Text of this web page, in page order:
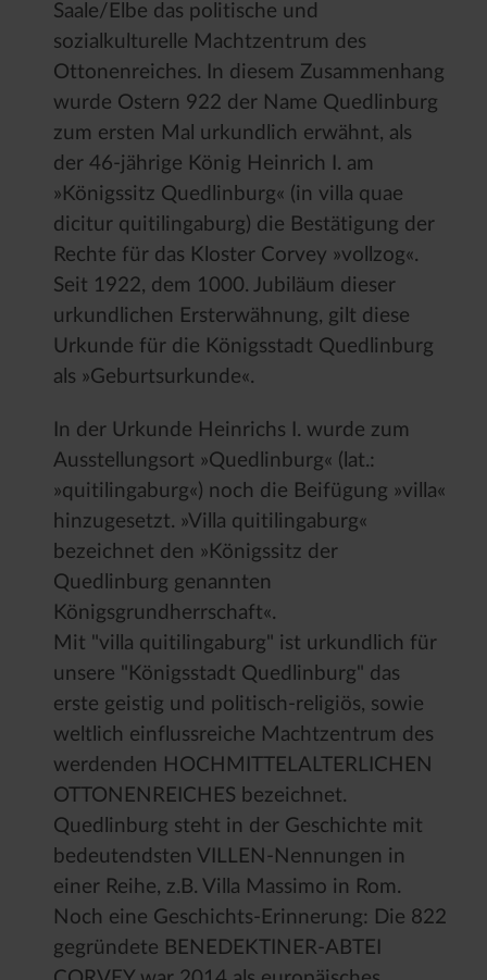
Saale/Elbe das politische und
sozialkulturelle Machtzentrum des
Ottonenreiches. In diesem Zusammenhang
wurde Ostern 922 der Name Quedlinburg
zum ersten Mal urkundlich erwähnt, als
der 46-jährige König Heinrich I. am
»Königssitz Quedlinburg« (in villa quae
dicitur quitilingaburg) die Bestätigung der
Rechte für das Kloster Corvey »vollzog«.
Seit 1922, dem 1000. Jubiläum dieser
urkundlichen Ersterwähnung, gilt diese
Urkunde für die Königsstadt Quedlinburg
als »Geburtsurkunde«.
In der Urkunde Heinrichs I. wurde zum
Ausstellungsort »Quedlinburg« (lat.:
»quitilingaburg«) noch die Beifügung »villa«
hinzugesetzt. »Villa quitilingaburg«
bezeichnet den »Königssitz der
Quedlinburg genannten
Königsgrundherrschaft«.
Mit "villa quitilingaburg" ist urkundlich für
unsere "Königsstadt Quedlinburg" das
erste geistig und politisch-religiös, sowie
weltlich einflussreiche Machtzentrum des
werdenden HOCHMITTELALTERLICHEN
OTTONENREICHES bezeichnet.
Quedlinburg steht in der Geschichte mit
bedeutendsten VILLEN-Nennungen in
einer Reihe, z.B. Villa Massimo in Rom.
Noch eine Geschichts-Erinnerung: Die 822
gegründete BENEDEKTINER-ABTEI